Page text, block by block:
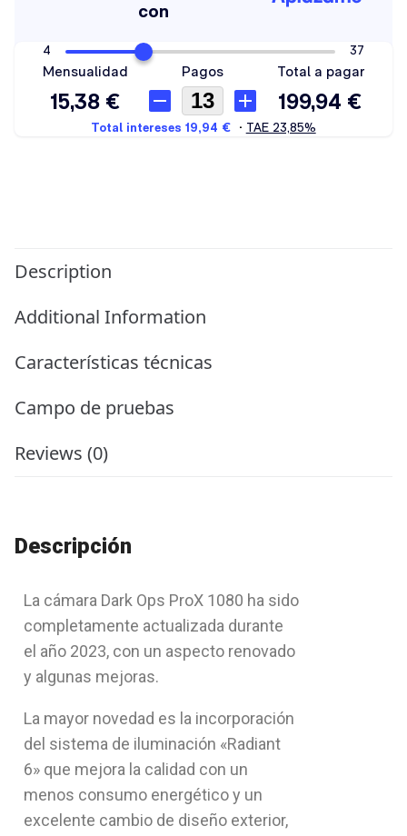
Description
Additional Information
Características técnicas
Campo de pruebas
Reviews (0)
Descripción
La cámara Dark Ops ProX 1080 ha sido
completamente actualizada durante
el año 2023, con un aspecto renovado
y algunas mejoras.
La mayor novedad es la incorporación
del sistema de iluminación «Radiant
6» que mejora la calidad con un
menos consumo energético y un
excelente cambio de diseño exterior,